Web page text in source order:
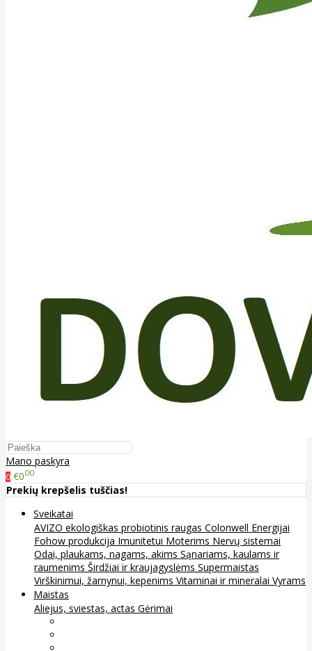
Mano paskyra
0 €000
Prekių krepšelis tuščias!
Sveikatai
AVIZO ekologiškas probiotinis raugas Colonwell Energijai
Fohow produkcija Imunitetui Moterims Nervų sistemai
Odai, plaukams, nagams, akims Sąnariams, kaulams ir
raumenims Širdžiai ir kraujagyslėms Supermaistas
Virškinimui, žarnynui, kepenims Vitaminai ir mineralai Vyrams
Maistas
Aliejus, sviestas, actas Gėrimai